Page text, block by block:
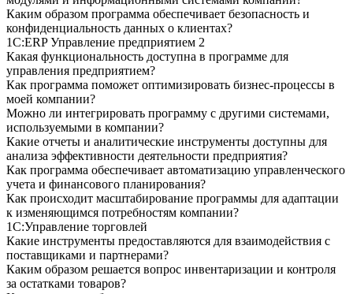
Каким образом программа обеспечивает безопасность и
конфиденциальность данных о клиентах?
1С:ERP Управление предприятием 2
Какая функциональность доступна в программе для
управления предприятием?
Как программа поможет оптимизировать бизнес-процессы в
моей компании?
Можно ли интегрировать программу с другими системами,
используемыми в компании?
Какие отчеты и аналитические инструменты доступны для
анализа эффективности деятельности предприятия?
Как программа обеспечивает автоматизацию управленческого
учета и финансового планирования?
Как происходит масштабирование программы для адаптации
к изменяющимся потребностям компании?
1С:Управление торговлей
Какие инструменты предоставляются для взаимодействия с
поставщиками и партнерами?
Каким образом решается вопрос инвентаризации и контроля
за остатками товаров?